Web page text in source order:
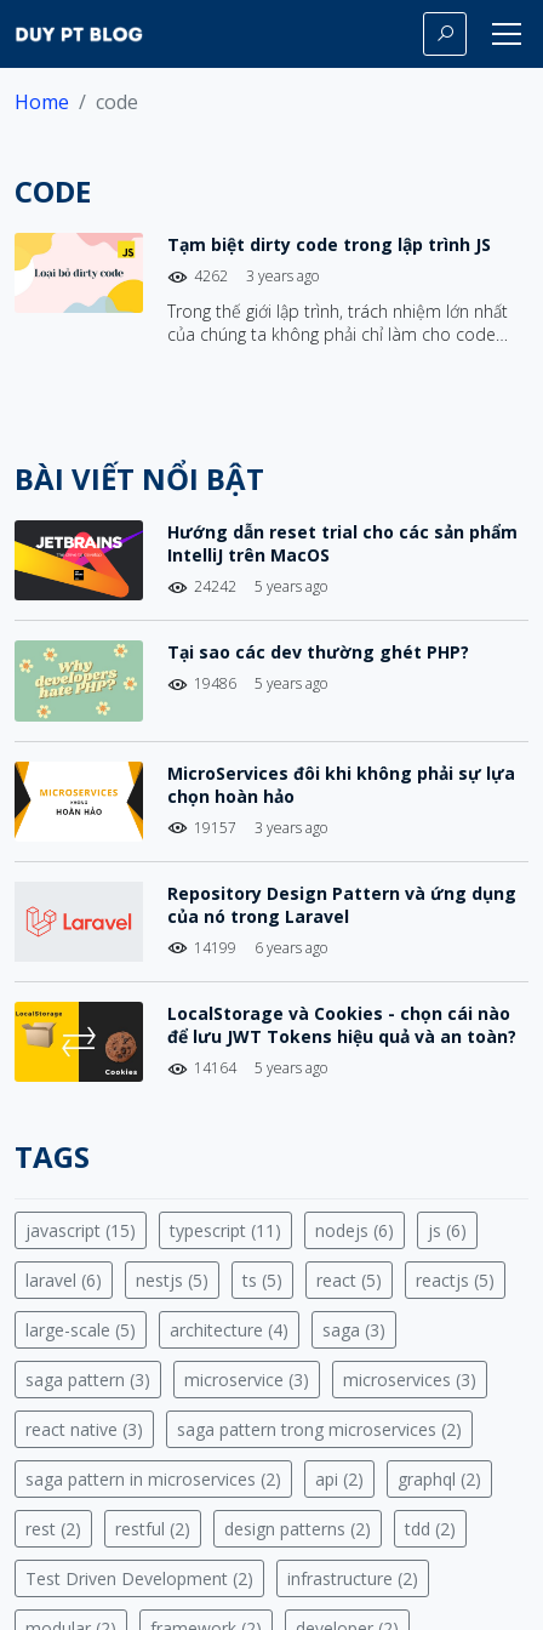
Home code
CODE
Tạm biệt dirty code trong lập trình JS
4262 3 years ago
Trong thế giới lập trình, trách nhiệm lớn nhất
của chúng ta không phải chỉ làm cho code
BÀI VIẾT NỔI BẬT
Hướng dẫn reset trial cho các sản phẩm
IntelliJ trên MacOS
24242 5 years ago
Tại sao các dev thường ghét PHP?
19486 5 years ago
MicroServices đôi khi không phải sự lựa
chọn hoàn hảo
19157 3 years ago
Repository Design Pattern và ứng dụng
của nó trong Laravel
14199 6 years ago
LocalStorage và Cookies - chọn cái nào
để lưu JWT Tokens hiệu quả và an toàn?
14164 5 years ago
TAGS
javascript (15) typescript (11) nodejs (6) js (6)
laravel (6) nestjs (5) ts (5) react (5) reactjs (5)
large-scale (5) architecture (4) saga (3)
saga pattern (3) microservice (3) microservices (3)
react native (3) saga pattern trong microservices (2)
saga pattern in microservices (2) api (2) graphql (2)
rest (2) restful (2) design patterns (2) tdd (2)
Test Driven Development (2) infrastructure (2)